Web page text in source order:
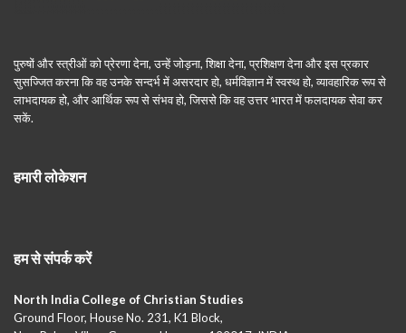
पुरुषों और स्त्रीओं को प्रेरणा देना, उन्हें जोड़ना, शिक्षा देना, प्रशिक्षण देना और इस प्रकार
सुसज्जित करना कि वह उनके सन्दर्भ में असरदार हो, धर्मविज्ञान में स्वस्थ हो, व्यावहारिक रूप से
लाभदायक हो, और आर्थिक रूप से संभव हो, जिससे कि वह उत्तर भारत में फलदायक सेवा कर
सकें.
हमारी लोकेशन
हम से संपर्क करें
North India College of Christian Studies
Ground Floor, House No. 231, K1 Block,